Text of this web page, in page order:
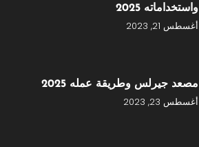
واستخداماته 2025
أغسطس 21, 2023
مصعد جيرلس وطريقة عمله 2025
أغسطس 23, 2023